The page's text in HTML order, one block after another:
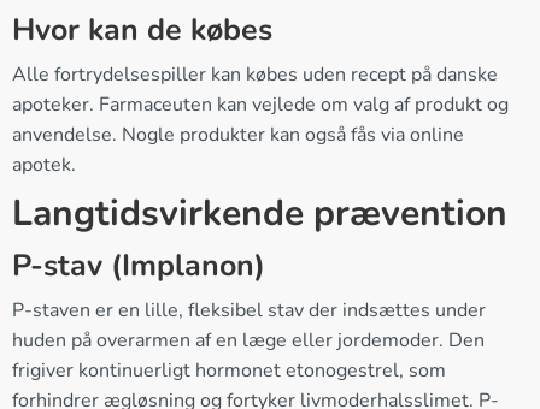
Hvor kan de købes
Alle fortrydelsespiller kan købes uden recept på danske
apoteker. Farmaceuten kan vejlede om valg af produkt og
anvendelse. Nogle produkter kan også fås via online
apotek.
Langtidsvirkende prævention
P-stav (Implanon)
P-staven er en lille, fleksibel stav der indsættes under
huden på overarmen af en læge eller jordemoder. Den
frigiver kontinuerligt hormonet etonogestrel, som
forhindrer ægløsning og fortyker livmoderhalsslimet. P-